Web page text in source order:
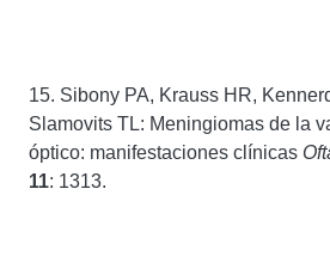
15. Sibony PA, Krauss HR,
Slamovits TL: Meningiomas de la
óptico: manifestaciones clínicas
11: 1313.